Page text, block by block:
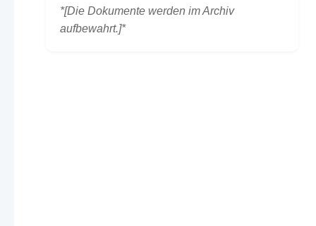
*[Die Dokumente werden im Archiv
aufbewahrt.]*